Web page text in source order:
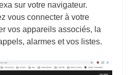
sur votre navigateur.
vous connecter à votre
vos appareils associés, la
alarmes et vos listes.